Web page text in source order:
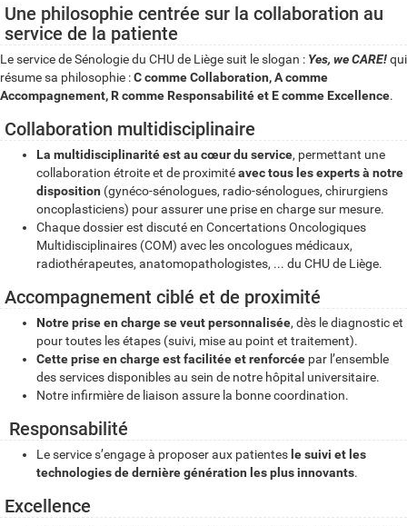
Une philosophie centrée sur la collaboration au
service de la patiente
Le service de Sénologie du CHU de Liège suit le slogan : Yes, we CARE!qui
résume sa philosophie :C comme Collaboration, A comme
Accompagnement, R comme Responsabilité et E comme Excellence.
Collaboration multidisciplinaire
La multidisciplinarité est au cœur du service, permettant une
collaboration étroite et de proximitéavec tous les experts à notre
disposition (gynéco-sénologues, radio-sénologues, chirurgiens
oncoplasticiens) pour assurer une prise en charge sur mesure.
Chaque dossier est discuté en Concertations Oncologiques
Multidisciplinaires (COM) avec les oncologues médicaux,
radiothérapeutes, anatomopathologistes, ... du CHU de Liège.
Accompagnement ciblé et de proximité
Notre prise en charge se veut personnalisée, dès le diagnostic et
pour toutes les étapes (suivi, mise au point et traitement).
Cette prise en charge est facilitée et renforcée par l’ensemble
des services disponibles au sein de notre hôpital universitaire.
Notre infirmière de liaison assure la bonne coordination.
Responsabilité
Le service s’engage à proposer aux patientes le suivi et les
technologies de dernière génération les plus innovants.
Excellence